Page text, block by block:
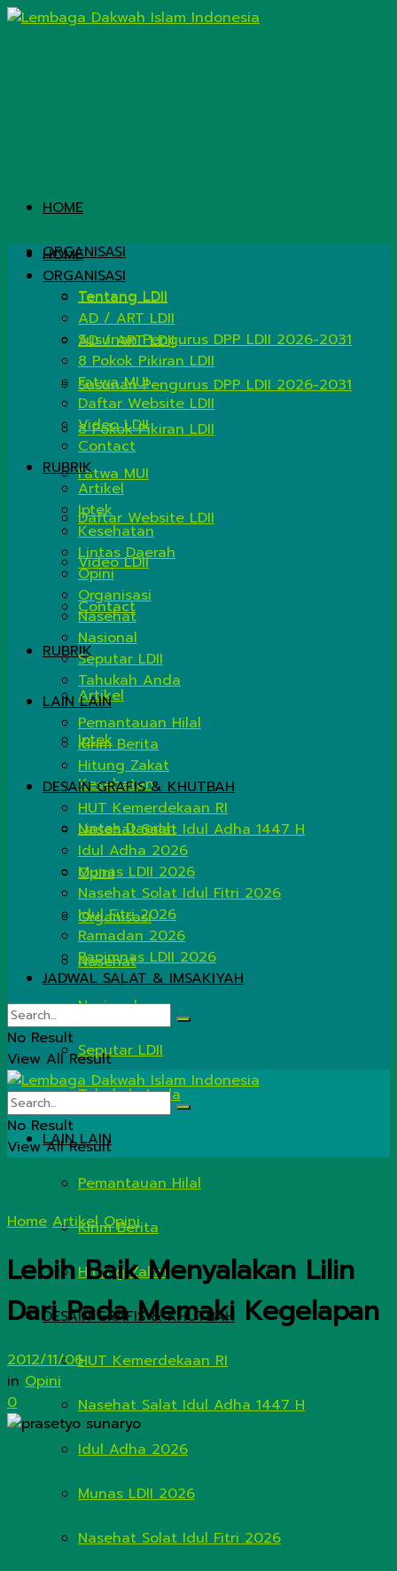
HOME
ORGANISASI
Tentang LDII
AD / ART LDII
Susunan Pengurus DPP LDII 2026-2031
8 Pokok Pikiran LDII
Fatwa MUI
Daftar Website LDII
Video LDII
Contact
RUBRIK
Artikel
Iptek
Kesehatan
Lintas Daerah
Opini
Organisasi
Nasehat
Nasional
Seputar LDII
Tahukah Anda
LAIN LAIN
Pemantauan Hilal
Kirim Berita
Hitung Zakat
DESAIN GRAFIS & KHUTBAH
HUT Kemerdekaan RI
Nasehat Salat Idul Adha 1447 H
Idul Adha 2026
Munas LDII 2026
Nasehat Solat Idul Fitri 2026
HOME
ORGANISASI
Tentang LDII
AD / ART LDII
Susunan Pengurus DPP LDII 2026-2031
8 Pokok Pikiran LDII
Fatwa MUI
Daftar Website LDII
Video LDII
Contact
RUBRIK
Artikel
Iptek
Kesehatan
Lintas Daerah
Opini
Organisasi
Nasehat
Nasional
Seputar LDII
Tahukah Anda
LAIN LAIN
Pemantauan Hilal
Kirim Berita
Hitung Zakat
DESAIN GRAFIS & KHUTBAH
HUT Kemerdekaan RI
Nasehat Salat Idul Adha 1447 H
Idul Adha 2026
Munas LDII 2026
Nasehat Solat Idul Fitri 2026
Idul Fitri 2026
Ramadan 2026
Rapimnas LDII 2026
JADWAL SALAT & IMSAKIYAH
No Result
View All Result
No Result
View All Result
Home Artikel Opini
Lebih Baik Menyalakan Lilin
Dari Pada Memaki Kegelapan
2012/11/06
in Opini
0